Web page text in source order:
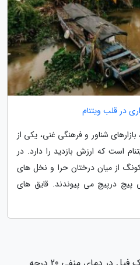
در قلب ویتنام
شناور و فرهنگی غنی، یکی از
است که ارزش بازدید را دارد. در
از میان درختان حرا و نخل های
پیچ درپیچ می پیوندند. قایق های